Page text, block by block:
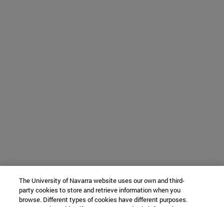
The University of Navarra website uses our own and third-
party cookies to store and retrieve information when you
browse. Different types of cookies have different purposes.